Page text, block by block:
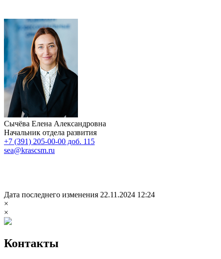
Сычёва Елена Александровна
Начальник отдела развития
+7 (391) 205-00-00 доб. 115
sea@krascsm.ru
Дата последнего изменения 22.11.2024 12:24
×
×
Контакты